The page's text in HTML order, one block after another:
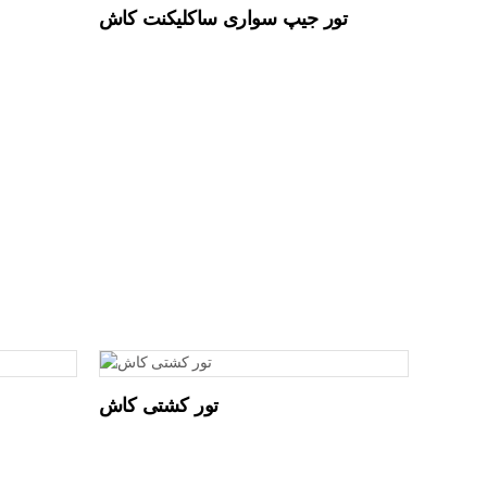
تور جیپ سواری ساکلیکنت کاش
تور کشتی کاش